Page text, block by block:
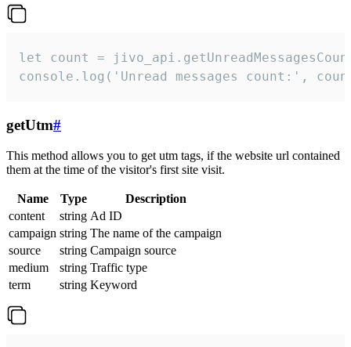
let count =
console.log('Unread messages count:',
getUtm#
This method allows you to get utm tags, if the website url contained
them at the time of the visitor's first site visit.
Name Type
Description
content
string Ad ID
campaign string The name of the campaign
source
string Campaign source
medium
string Traffic type
term
string Keyword